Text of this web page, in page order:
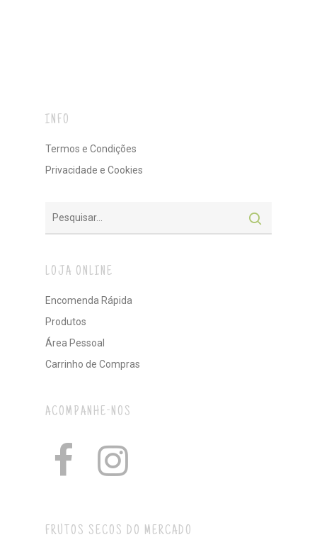
INFO
Termos e Condições
Privacidade e Cookies
LOJA ONLINE
Encomenda Rápida
Produtos
Área Pessoal
Carrinho de Compras
ACOMPANHE-NOS
FRUTOS SECOS DO MERCADO